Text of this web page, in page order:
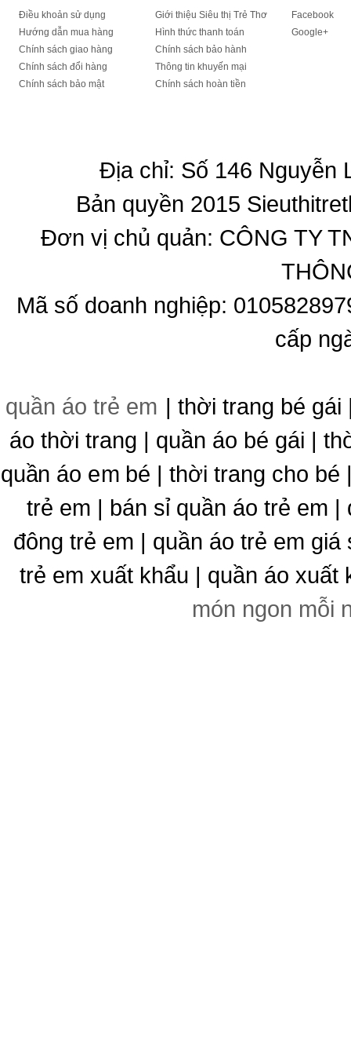
Điều khoản sử dụng
Hướng dẫn mua hàng
Chính sách giao hàng
Chính sách đổi hàng
Chính sách bảo mật
Giới thiệu Siêu thị Trẻ Thơ
Hình thức thanh toán
Chính sách bảo hành
Thông tin khuyến mại
Chính sách hoàn tiền
Facebook
Google+
Địa chỉ: Số 146 Nguyễn
Bản quyền 2015
Đơn vị chủ quản: CÔNG TY
Mã số doanh nghiệp:
cấp
quần áo trẻ em | thời trang bé gái
áo thời trang | quần áo bé gái |
quần áo em bé | thời trang cho
trẻ em | bán sỉ quần áo trẻ em
đông trẻ em | quần áo trẻ em
trẻ em xuất khẩu | quần áo xuất
món ngon mỗi